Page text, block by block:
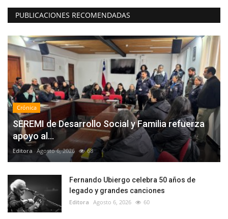
PUBLICACIONES RECOMENDADAS
Crónica
SEREMI de Desarrollo Social y Familia refuerza
apoyo al...
Editora Agosto 6, 2026 68
Fernando Ubiergo celebra 50 años de
legado y grandes canciones
Editora Agosto 6, 2026 60